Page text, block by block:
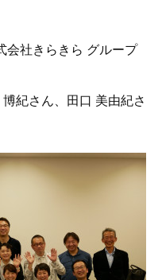
会社きらきら グループ
紀さん、田口 美由紀さ